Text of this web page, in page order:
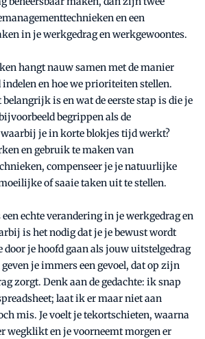
en een
in je werkgedrag en werkgewoontes.
hangt nauw samen met de manier
en hoe we prioriteiten stellen.
is en wat de eerste stap is die je
begrippen als de
je in korte blokjes tijd werkt?
en gebruik te maken van
compenseer je je natuurlijke
of saaie taken uit te stellen.
een echte verandering in je werkgedrag en
is het nodig dat je je bewust wordt
door je hoofd gaan als jouw uitstelgedrag
je immers een gevoel, dat op zijn
zorgt. Denk aan de gedachte: ik snap
laat ik er maar niet aan
mis. Je voelt je tekortschieten, waarna
wegklikt en je voorneemt morgen er